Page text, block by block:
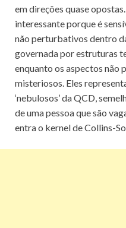
em direções quase
interessante porque é
não perturbativos dentro
governada por estruturas
enquanto os aspectos não
misteriosos. Eles
‘nebulosos’ da QCD,
de uma pessoa que são
entra o kernel de Collins-